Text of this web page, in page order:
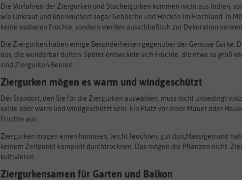
Die Vorfahren der Ziergurken und Stachelgurken kommen nicht aus Indien,
wie Unkraut und überwuchert sogar Gebüsche und Hecken im Flachland. In
keine essbaren Früchte, sondern werden ausschließlich zur Dekoration
Die Ziergurken haben einige Besonderheiten gegenüber der Gemüse
aus, die wunderbar duften. Später entwickeln sich Früchte, die etwa so groß
sind Ziergurken Beeren.
Ziergurken mögen es warm und windgeschützt
Der Standort, den Sie für die Ziergurken auswählen, muss nicht unbedingt
sollte aber warm und windgeschützt sein. Ein Platz vor einer Mauer oder
Früchte aus.
Ziergurken mögen einen humosen, leicht feuchten, gut durchlässigen und
keinem Zeitpunkt komplett durchtrocknen. Das mögen die Pflanzen nicht.
kultivieren.
Ziergurkensamen für Garten und Balkon